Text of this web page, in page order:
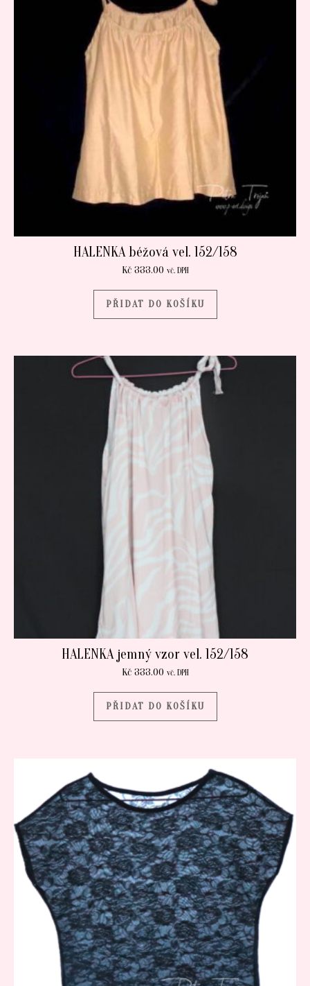
HALENKA béžová vel. 152/158
Kč333.00 vč. DPH
PŘIDAT DO KOŠÍKU
HALENKA jemný vzor vel. 152/158
Kč333.00 vč. DPH
PŘIDAT DO KOŠÍKU